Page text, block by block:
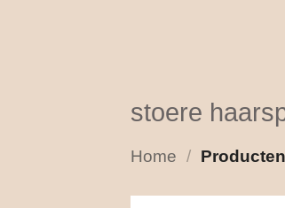
stoere
Home /